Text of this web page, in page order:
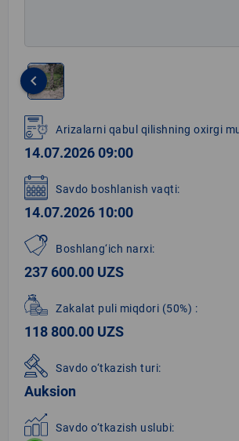
1
of
1
keyboard_arrow_left
Arizalarni qabul qilishning oxirgi
14.07.2026 09:00
Savdo boshlanish vaqti:
14.07.2026 10:00
Boshlang‘ich narxi:
237 600.00 UZS
Zakalat puli miqdori (50%) :
118 800.00 UZS
Savdo o‘tkazish turi:
Auksion
Savdo o‘tkazish uslubi: